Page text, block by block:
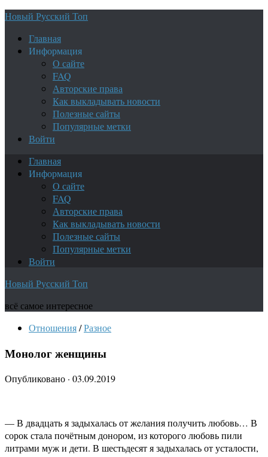
Новый Русский Топ
Главная
Информация
О сайте
FAQ
Авторские права
Как выкладывать новости
Полезные сайты
Популярные метки
Войти
Главная
Информация
О сайте
FAQ
Авторские права
Как выкладывать новости
Полезные сайты
Популярные метки
Войти
Новый Русский Топ
всё самое интересное
Отношения/Разное
Монолог женщины
Опубликовано · 03.09.2019
— В двaдцать я зaдыхалась от жeлания получить любовь… В
сорок стaла почётным донором, из которого любовь пили
литрами муж и дети. В шестьдесят я задыхaлась от устaлости,